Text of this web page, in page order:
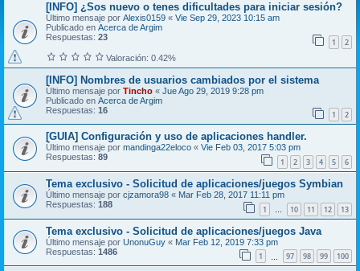
[INFO] ¿Sos nuevo o tenes dificultades para iniciar sesión?
Último mensaje por Alexis0159 « Vie Sep 29, 2023 10:15 am
Publicado en Acerca de Argim
Respuestas: 23 1 2
Valoración: 0.42%
[INFO] Nombres de usuarios cambiados por el sistema
Último mensaje por Tincho « Jue Ago 29, 2019 9:28 pm
Publicado en Acerca de Argim
Respuestas: 16 1 2
[GUIA] Configuración y uso de aplicaciones handler.
Último mensaje por mandinga22eloco « Vie Feb 03, 2017 5:03 pm
Respuestas: 89 1 2 3 4 5 6
Tema exclusivo - Solicitud de aplicaciones/juegos Symbian
Último mensaje por cjzamora98 « Mar Feb 28, 2017 11:11 pm
Respuestas: 188 1 … 10 11 12 13
Tema exclusivo - Solicitud de aplicaciones/juegos Java
Último mensaje por UnonuGuy « Mar Feb 12, 2019 7:33 pm
Respuestas: 1486 1 97 98 99 100